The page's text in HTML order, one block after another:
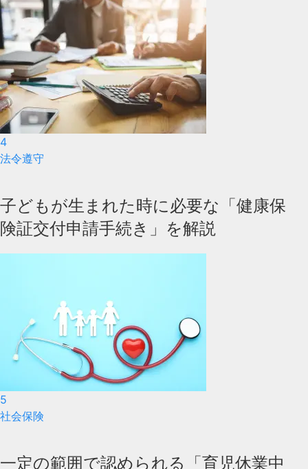
4
法令遵守
子どもが生まれた時に必要な「健康保
険証交付申請手続き」を解説
5
社会保険
一定の範囲で認められる「育児休業中